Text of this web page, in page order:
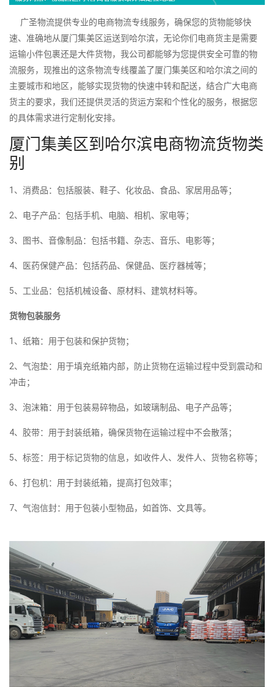
广圣物流提供专业的电商物流专线服务，确保您的货物能够快
速、准确地从厦门集美区运送到哈尔滨，无论你们电商货主是需要
运输小件包裹还是大件货物，我公司都能够为您提供安全可靠的物
流服务，现推出的这条物流专线覆盖了厦门集美区和哈尔滨之间的
主要城市和地区，能够实现货物的快速中转和配送，结合广大电商
货主的要求，我们还提供灵活的货运方案和个性化的服务，根据您
的具体需求进行定制化安排。
厦门集美区到哈尔滨电商物流货物类
别
1、消费品：包括服装、鞋子、化妆品、食品、家居用品等；
2、电子产品：包括手机、电脑、相机、家电等；
3、图书、音像制品：包括书籍、杂志、音乐、电影等；
4、医药保健产品：包括药品、保健品、医疗器械等；
5、工业品：包括机械设备、原材料、建筑材料等。
货物包装服务
1、纸箱：用于包装和保护货物；
2、气泡垫：用于填充纸箱内部，防止货物在运输过程中受到震动和
冲击；
3、泡沫箱：用于包装易碎物品，如玻璃制品、电子产品等；
4、胶带：用于封装纸箱，确保货物在运输过程中不会散落；
5、标签：用于标记货物的信息，如收件人、发件人、货物名称等；
6、打包机：用于封装纸箱，提高打包效率；
7、气泡信封：用于包装小型物品，如首饰、文具等。